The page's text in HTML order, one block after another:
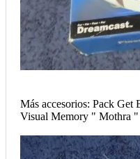
Más accesorios: Pack Get
Visual Memory " Mothra "